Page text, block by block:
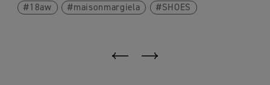
18aw maisonmargiela SHOES